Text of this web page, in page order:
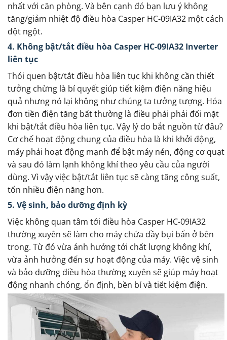
nhất với căn phòng. Và bên cạnh đó bạn lưu ý không
tăng/giảm nhiệt độ điều hòa Casper HC-09IA32 một cách
đột ngột.
4. Không bật/tắt điều hòa Casper HC-09IA32 Inverter
liên tục
Thói quen bật/tắt điều hòa liên tục khi không cần thiết
tưởng chừng là bí quyết giúp tiết kiệm điện năng hiệu
quả nhưng nó lại không như chúng ta tưởng tượng. Hóa
đơn tiền điện tăng bất thường là điều phải phải đối mặt
khi bật/tắt điều hòa liên tục. Vậy lý do bắt nguồn từ đâu?
Cơ chế hoạt động chung của điều hòa là khi khởi động,
máy phải hoạt động mạnh để bật máy nén, động cơ quạt
và sau đó làm lạnh không khí theo yêu cầu của người
dùng. Vì vậy việc bật/tắt liên tục sẽ càng tăng công suất,
tốn nhiều điện năng hơn.
5. Vệ sinh, bảo dưỡng định kỳ
Việc không quan tâm tới điều hòa Casper HC-09IA32
thường xuyên sẽ làm cho máy chứa đầy bụi bẩn ở bên
trong. Từ đó vừa ảnh hưởng tới chất lượng không khí,
vừa ảnh hưởng đến sự hoạt động của máy. Việc vệ sinh
và bảo dưỡng điều hòa thường xuyên sẽ giúp máy hoạt
động nhanh chóng, ổn định, bền bỉ và tiết kiệm điện.